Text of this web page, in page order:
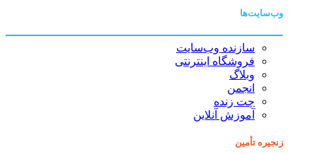
وب‌سایت‌ها
سازنده وب‌سایت
فروشگاه اینترنتی
وبلاگ
انجمن
چت زنده
آموزش آنلاین
زنجیره تأمین